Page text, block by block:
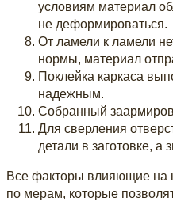
условиям материал
не деформироваться.
От ламели к ламели
нормы, материал
Поклейка каркаса
надежным.
Собранный
Для сверления
детали в заготовке, а
Все факторы влияющие на
по мерам, которые